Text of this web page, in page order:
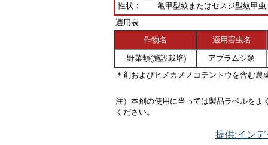
性状：
亀甲型紋またはセスジ型紋甲虫
適用表
作物名
適用害虫名
野菜類(施設栽培)
アブラムシ類
＊剤およびヒメカメノコテントウを含む農
注）本剤の使用に当っては製品ラベルを
ください。
提供:イン